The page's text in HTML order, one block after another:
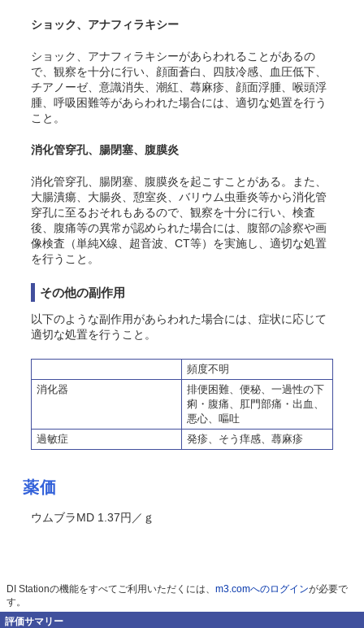
ショック、 アナフィラキシー
ショック、 アナフィラキシーがあらわれることがあるの
で、観察を十分に行い、顔面蒼白、四肢冷感、血圧低下、
チアノーゼ、意識消失、潮紅、蕁麻疹、顔面浮腫、喉頭浮
腫、呼吸困難等があらわれた場合には、適切な処置を行う
こと。
消化管穿孔、腸閉塞、腹膜炎
消化管穿孔、腸閉塞、腹膜炎を起こすことがある 。また、
大腸潰瘍、大腸炎、憩室炎、バリウム虫垂炎等から消化管
穿孔に至るおそれもあるので、観察を十分に行い、検査
後、腹痛等の異常が認められた場合には、腹部の診察や画
像検査（単純X線、超音波、CT等）を実施し、適切な処置
を行うこと。
その他の副作用
以下のような副作用があらわれた場合には、症状に応じて
適切な処置を行うこと。
頻度不明
消化器
排便困難、便秘、一過性の下
痢・腹痛、肛門部痛・出血、
悪心、嘔吐
過敏症
発疹、そう痒感、蕁麻疹
薬価
ウムブラMD 1.37円／ｇ
DI Stationの機能をすべてご利用いただくには、 m3.comへのログインが必要で
す。
評価サマリー